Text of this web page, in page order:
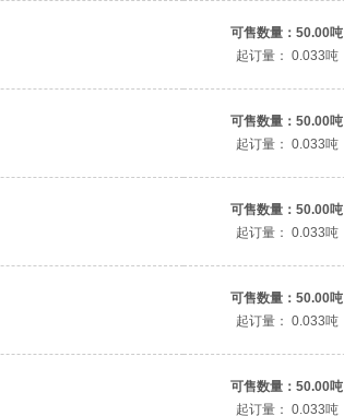
可售数量： 50.00吨
起订量： 0.033吨
可售数量： 50.00吨
起订量： 0.033吨
可售数量： 50.00吨
起订量： 0.033吨
可售数量： 50.00吨
起订量： 0.033吨
可售数量： 50.00吨
起订量： 0.033吨